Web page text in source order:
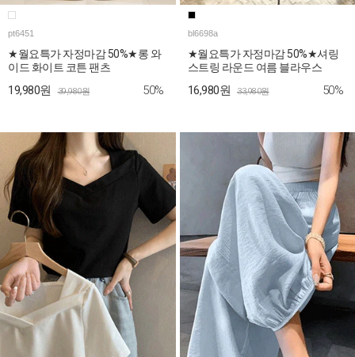
pt6451
★월요특가 자정마감 50%★롱 와
이드 화이트 코튼 팬츠
19,980원 39,980원 50%
bl6698a
★월요특가 자정마감 50%★셔링
스트링 라운드 여름 블라우스
16,980원 33,980원 50%